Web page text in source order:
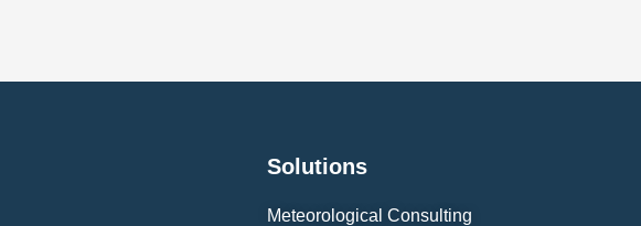
Solutions
Meteorological Consulting